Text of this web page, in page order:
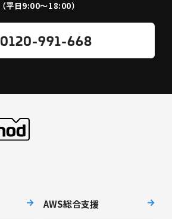
（平日9:00〜18:00）
0120-991-668
AWS総合支援